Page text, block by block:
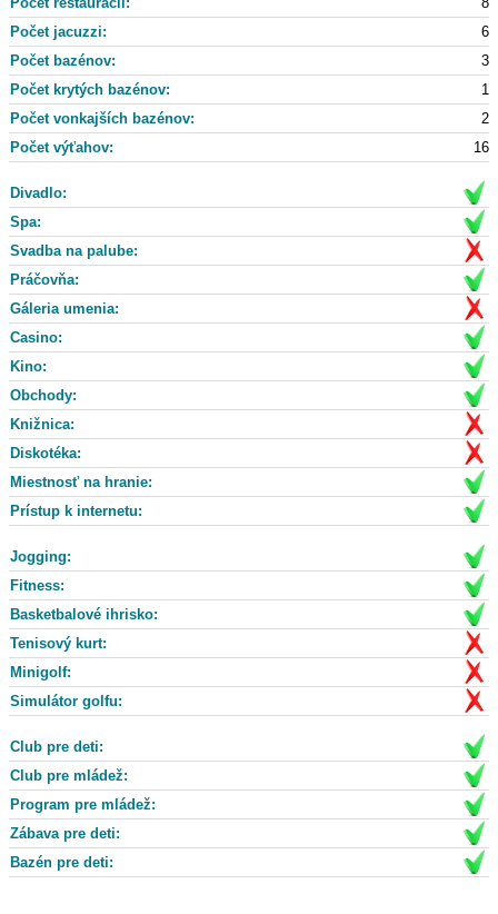
Počet jacuzzi:
6
Počet bazénov:
3
Počet krytých bazénov:
1
Počet vonkajších bazénov:
2
Počet výťahov:
16
Divadlo:
Spa:
Svadba na palube:
Práčovňa:
Gáleria umenia:
Casino:
Kino:
Obchody:
Knižnica:
Diskotéka:
Miestnosť na hranie:
Prístup k internetu:
Jogging:
Fitness:
Basketbalové ihrisko:
Tenisový kurt:
Minigolf:
Simulátor golfu:
Club pre deti:
Club pre mládež:
Program pre mládež:
Zábava pre deti:
Bazén pre deti: